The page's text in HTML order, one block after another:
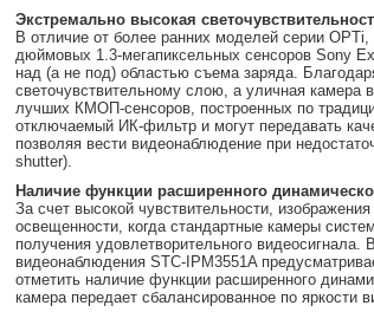
Экстремально высокая
В отличие от более ранних моделей серии
дюймовых 1.3-мегапиксельных сенсоров Sony
над (а не под) областью съема заряда.
светочувствительному слою, а уличная камера
лучших КМОП-сенсоров, построенных по
отключаемый ИК-фильтр и могут передавать
позволяя вести видеонаблюдение при
shutter).
Наличие функции расширенного
За счет высокой чувствительности,
освещенности, когда стандартные камеры
получения удовлетворительного
видеонаблюдения STC-IPM3551A
отметить наличие функции расширенного
камера передает сбалансированное по яркости